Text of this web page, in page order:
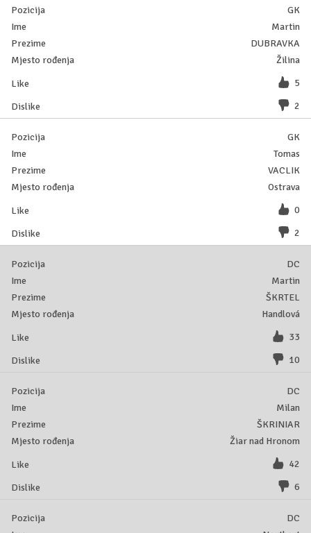
GK
Martin
DUBRAVKA
Žilina
5
2
GK
Tomas
VACLIK
Ostrava
0
2
DC
Martin
ŠKRTEL
Handlová
33
10
DC
Milan
ŠKRINIAR
Žiar nad Hronom
42
6
DC